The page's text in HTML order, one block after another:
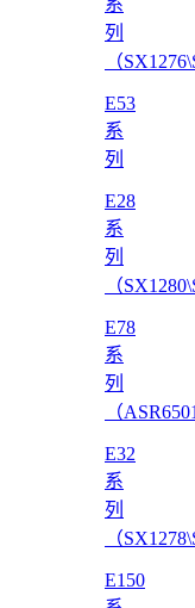
列
（
E53
系
列
E28
系
列
（
E78
系
列
（
E32
系
列
（
E150